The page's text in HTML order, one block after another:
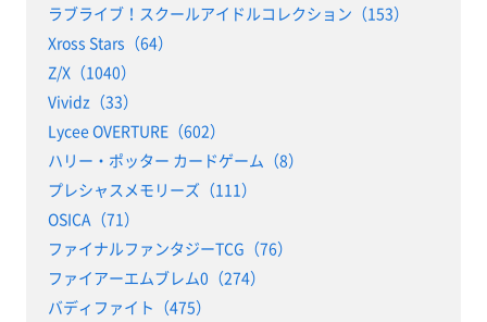
ラブライブ！スクールアイドルコレクション（153）
Xross Stars（64）
Z/X（1040）
Vividz（33）
Lycee OVERTURE（602）
ハリー・ポッター カードゲーム（8）
プレシャスメモリーズ（111）
OSICA（71）
ファイナルファンタジーTCG（76）
ファイアーエムブレム0（274）
バディファイト（475）